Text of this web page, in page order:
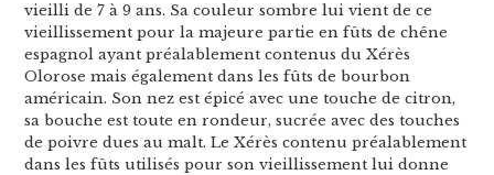
vieilli de 7 à 9 ans. Sa couleur sombre lui vient de ce
vieillissement pour la majeure partie en fûts de chêne
espagnol ayant préalablement contenus du Xérès
Olorose mais également dans les fûts de bourbon
américain. Son nez est épicé avec une touche de citron,
sa bouche est toute en rondeur, sucrée avec des touches
de poivre dues au malt. Le Xérès contenu préalablement
dans les fûts utilisés pour son vieillissement lui donne